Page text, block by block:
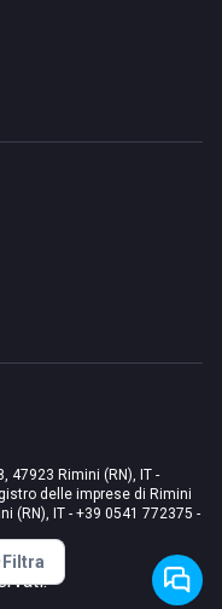
Filtra
47923 Rimini (RN), IT -
delle imprese di Rimini
(RN), IT - +39 0541 772375 -